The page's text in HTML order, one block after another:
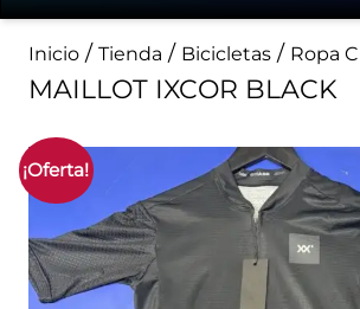
Pide cita en Taller
Blog
Inicio / Tienda / Bicicletas / Ropa
MAILLOT IXCOR BLACK
¡Oferta!